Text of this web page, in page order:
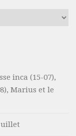
inca (15-07),
Marius et le